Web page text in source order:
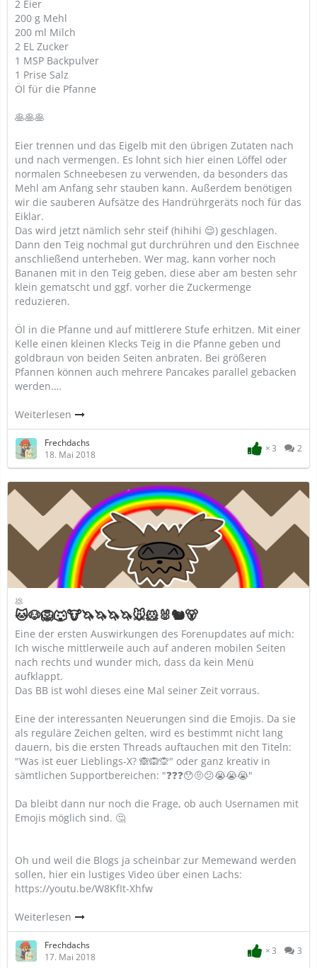
2 Eier
200 g Mehl
200 ml Milch
2 EL Zucker
1 MSP Backpulver
1 Prise Salz
Öl für die Pfanne
🥞🥞🥞
Eier trennen und das Eigelb mit den übrigen Zutaten nach
und nach vermengen. Es lohnt sich hier einen Löffel oder
normalen Schneebesen zu verwenden, da besonders das
Mehl am Anfang sehr stauben kann. Außerdem benötigen
wir die sauberen Aufsätze des Handrührgeräts noch für das
Eiklar.
Das wird jetzt nämlich sehr steif (hihihi 😌) geschlagen.
Dann den Teig nochmal gut durchrühren und den Eischnee
anschließend unterheben. Wer mag, kann vorher noch
Bananen mit in den Teig geben, diese aber am besten sehr
klein gematscht und ggf. vorher die Zuckermenge
reduzieren.
Öl in die Pfanne und auf mittlerere Stufe erhitzen. Mit einer
Kelle einen kleinen Klecks Teig in die Pfanne geben und
goldbraun von beiden Seiten anbraten. Bei größeren
Pfannen können auch mehrere Pancakes parallel gebacken
werden.…
Weiterlesen
Frechdachs
18. Mai 2018
3 2
💩
🐱🐶🦁🐺🐮🦄🦄🦄🦄🐭🐹🐰🐿️🐻
Eine der ersten Auswirkungen des Forenupdates auf mich:
Ich wische mittlerweile auch auf anderen mobilen Seiten
nach rechts und wunder mich, dass da kein Menü
aufklappt.
Das BB ist wohl dieses eine Mal seiner Zeit vorraus.
Eine der interessanten Neuerungen sind die Emojis. Da sie
als reguläre Zeichen gelten, wird es bestimmt nicht lang
dauern, bis die ersten Threads auftauchen mit den Titeln:
"Was ist euer Lieblings-X? 🙈🙉🙊" oder ganz kreativ in
sämtlichen Supportbereichen: "❓❓❓😯🤨😕😭😭😭"
Da bleibt dann nur noch die Frage, ob auch Usernamen mit
Emojis möglich sind. 🤔
Oh und weil die Blogs ja scheinbar zur Memewand werden
sollen, hier ein lustiges Video über einen Lachs:
https://youtu.be/W8KfIt-Xhfw
Weiterlesen
Frechdachs
17. Mai 2018
3 3